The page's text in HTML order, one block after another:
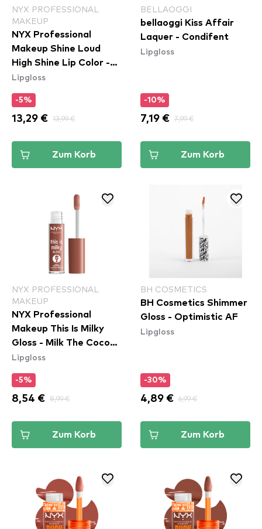
NYX PROFESSIONAL
MAKEUP
NYX Professional
Makeup Shine Loud
High Shine Lip Color -
Total Baller (SLHP30)
Lipgloss
-5%
13,29 € 13,99 €
Zum Korb
BELLAOGGI
bellaoggi Kiss Affair
Laquer - Condifent
Lipgloss
-10%
7,19 € 7,99 €
Zum Korb
NYX PROFESSIONAL
MAKEUP
NYX Professional
Makeup This Is Milky
Gloss - Milk The Coco
(TIMG20)
Lipgloss
-5%
8,54 € 8,99 €
Zum Korb
BH COSMETICS
BH Cosmetics Shimmer
Gloss - Optimistic AF
Lipgloss
-30%
4,89 € 6,99 €
Zum Korb